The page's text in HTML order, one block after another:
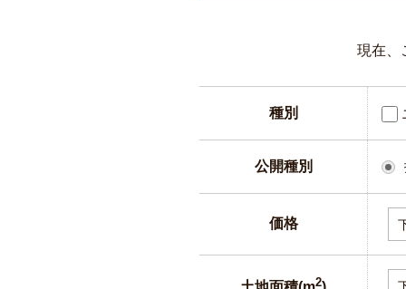
現在、
種別
公開種別
価格
2